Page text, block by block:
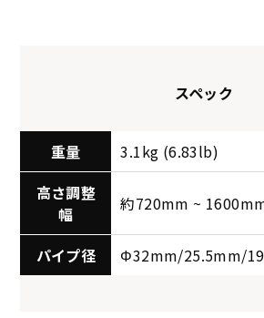
スペック
重量
3.1kg (6.83lb)
高さ調整
幅
約720mm ~
パイプ径 Φ32mm/25.5mm/